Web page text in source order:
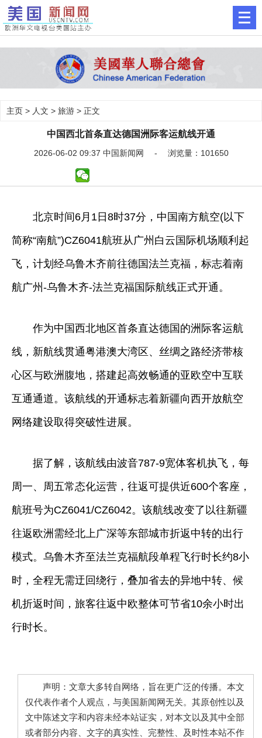
主页 > 人文 > 旅游 > 正文
中国西北首条直达德国洲际客运航线开通
2026-06-02 09:37 中国新闻网 - 浏览量：101650
北京时间6月1日8时37分，中国南方航空(以下
简称“南航”)CZ6041航班从广州白云国际机场顺利起
飞，计划经乌鲁木齐前往德国法兰克福，标志着南
航广州-乌鲁木齐-法兰克福国际航线正式开通。
作为中国西北地区首条直达德国的洲际客运航
线，新航线贯通粤港澳大湾区、丝绸之路经济带核
心区与欧洲腹地，搭建起高效畅通的亚欧空中互联
互通通道。该航线的开通标志着新疆向西开放航空
网络建设取得突破性进展。
据了解，该航线由波音787-9宽体客机执飞，每
周一、周五常态化运营，往返可提供近600个客座，
航班号为CZ6041/CZ6042。该航线改变了以往新疆
往返欧洲需经北上广深等东部城市折返中转的出行
模式。乌鲁木齐至法兰克福航段单程飞行时长约8小
时，全程无需迂回绕行，叠加省去的异地中转、候
机折返时间，旅客往返中欧整体可节省10余小时出
行时长。
声明：文章大多转自网络，旨在更广泛的传播。本文
仅代表作者个人观点，与美国新闻网无关。其原创性以及
文中陈述文字和内容未经本站证实，对本文以及其中全部
或者部分内容、文字的真实性、完整性、及时性本站不作